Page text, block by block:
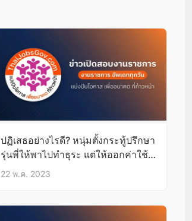
ปฏิเสธอย่างไรดี? หนุ่มตั้งกระทู้ปรึกษา
รุ่นพี่ให้พาไปทำธุระ แต่ให้ออกค่าใช้
จ่าย-ค่าน้ำมันเอง
22 พ.ค. 2023